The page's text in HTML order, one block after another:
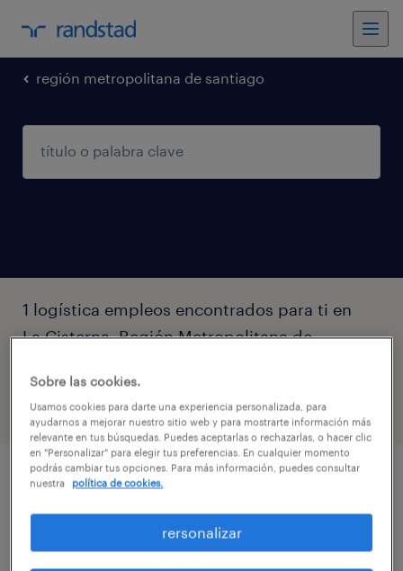
región metropolitana de santiago
1 logística empleos encontrados para ti en
La Cisterna, Región Metropolitana de
filtro 2
electromecánico cerrillos
cerrillos, región metropolitana de santiago
temporal
Sobre las cookies.
Usamos cookies para darte una experiencia personalizada, para
ayudarnos a mejorar nuestro sitio web y para mostrarte información más
relevante en tus búsquedas. Puedes aceptarlas o rechazarlas, o hacer clic
en "Personalizar" para elegir tus preferencias. En cualquier momento
podrás cambiar tus opciones. Para más información, puedes consultar
nuestra
política de cookies.
rersonalizar